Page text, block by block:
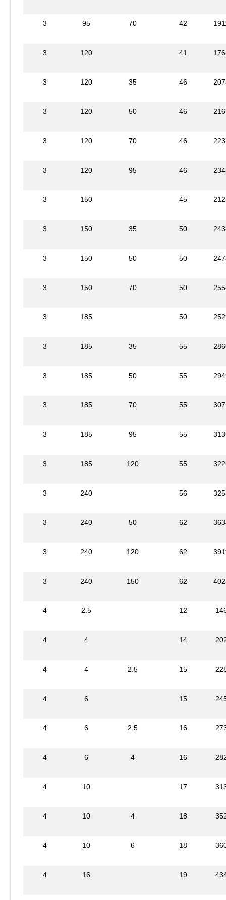
3 95 70 42
3 120 41
3 120 35 46
3 120 50 46
3 120 70 46
3 120 95 46
3 150 45
3 150 35 50
3 150 50 50
3 150 70 50
3 185 50
3 185 35 55
3 185 50 55
3 185 70 55
3 185 95 55
3 185 120 55
3 240 56
3 240 50 62
3 240 120 62
3 240 150 62
4 2.5 12
4 4 14
4 4 2.5 15
4 6 15
4 6 2.5 16
4 6 4 16
4 10 17
4 10 4 18
4 10 6 18
4 16 19